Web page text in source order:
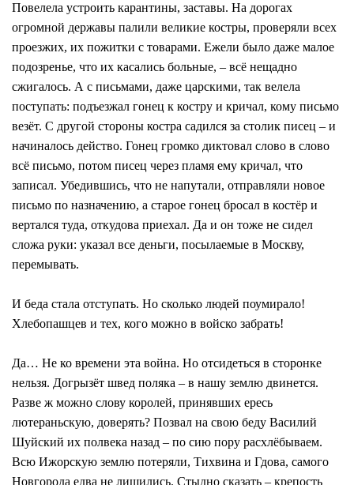
Повелела устроить карантины, заставы. На дорогах
огромной державы палили великие костры, проверяли всех
проезжих, их пожитки с товарами. Ежели было даже малое
подозренье, что их касались больные, – всё нещадно
сжигалось. А с письмами, даже царскими, так велела
поступать: подъезжал гонец к костру и кричал, кому письмо
везёт. С другой стороны костра садился за столик писец – и
начиналось действо. Гонец громко диктовал слово в слово
всё письмо, потом писец через пламя ему кричал, что
записал. Убедившись, что не напутали, отправляли новое
письмо по назначению, а старое гонец бросал в костёр и
вертался туда, откудова приехал. Да и он тоже не сидел
сложа руки: указал все деньги, посылаемые в Москву,
перемывать.
И беда стала отступать. Но сколько людей поумирало!
Хлебопашцев и тех, кого можно в войско забрать!
Да… Не ко времени эта война. Но отсидеться в сторонке
нельзя. Догрызёт швед поляка – в нашу землю двинется.
Разве ж можно слову королей, принявших ересь
лютераньскую, доверять? Позвал на свою беду Василий
Шуйский их полвека назад – по сию пору расхлёбываем.
Всю Ижорскую землю потеряли, Тихвина и Гдова, самого
Новгорода едва не лишились. Стыдно сказать – крепость